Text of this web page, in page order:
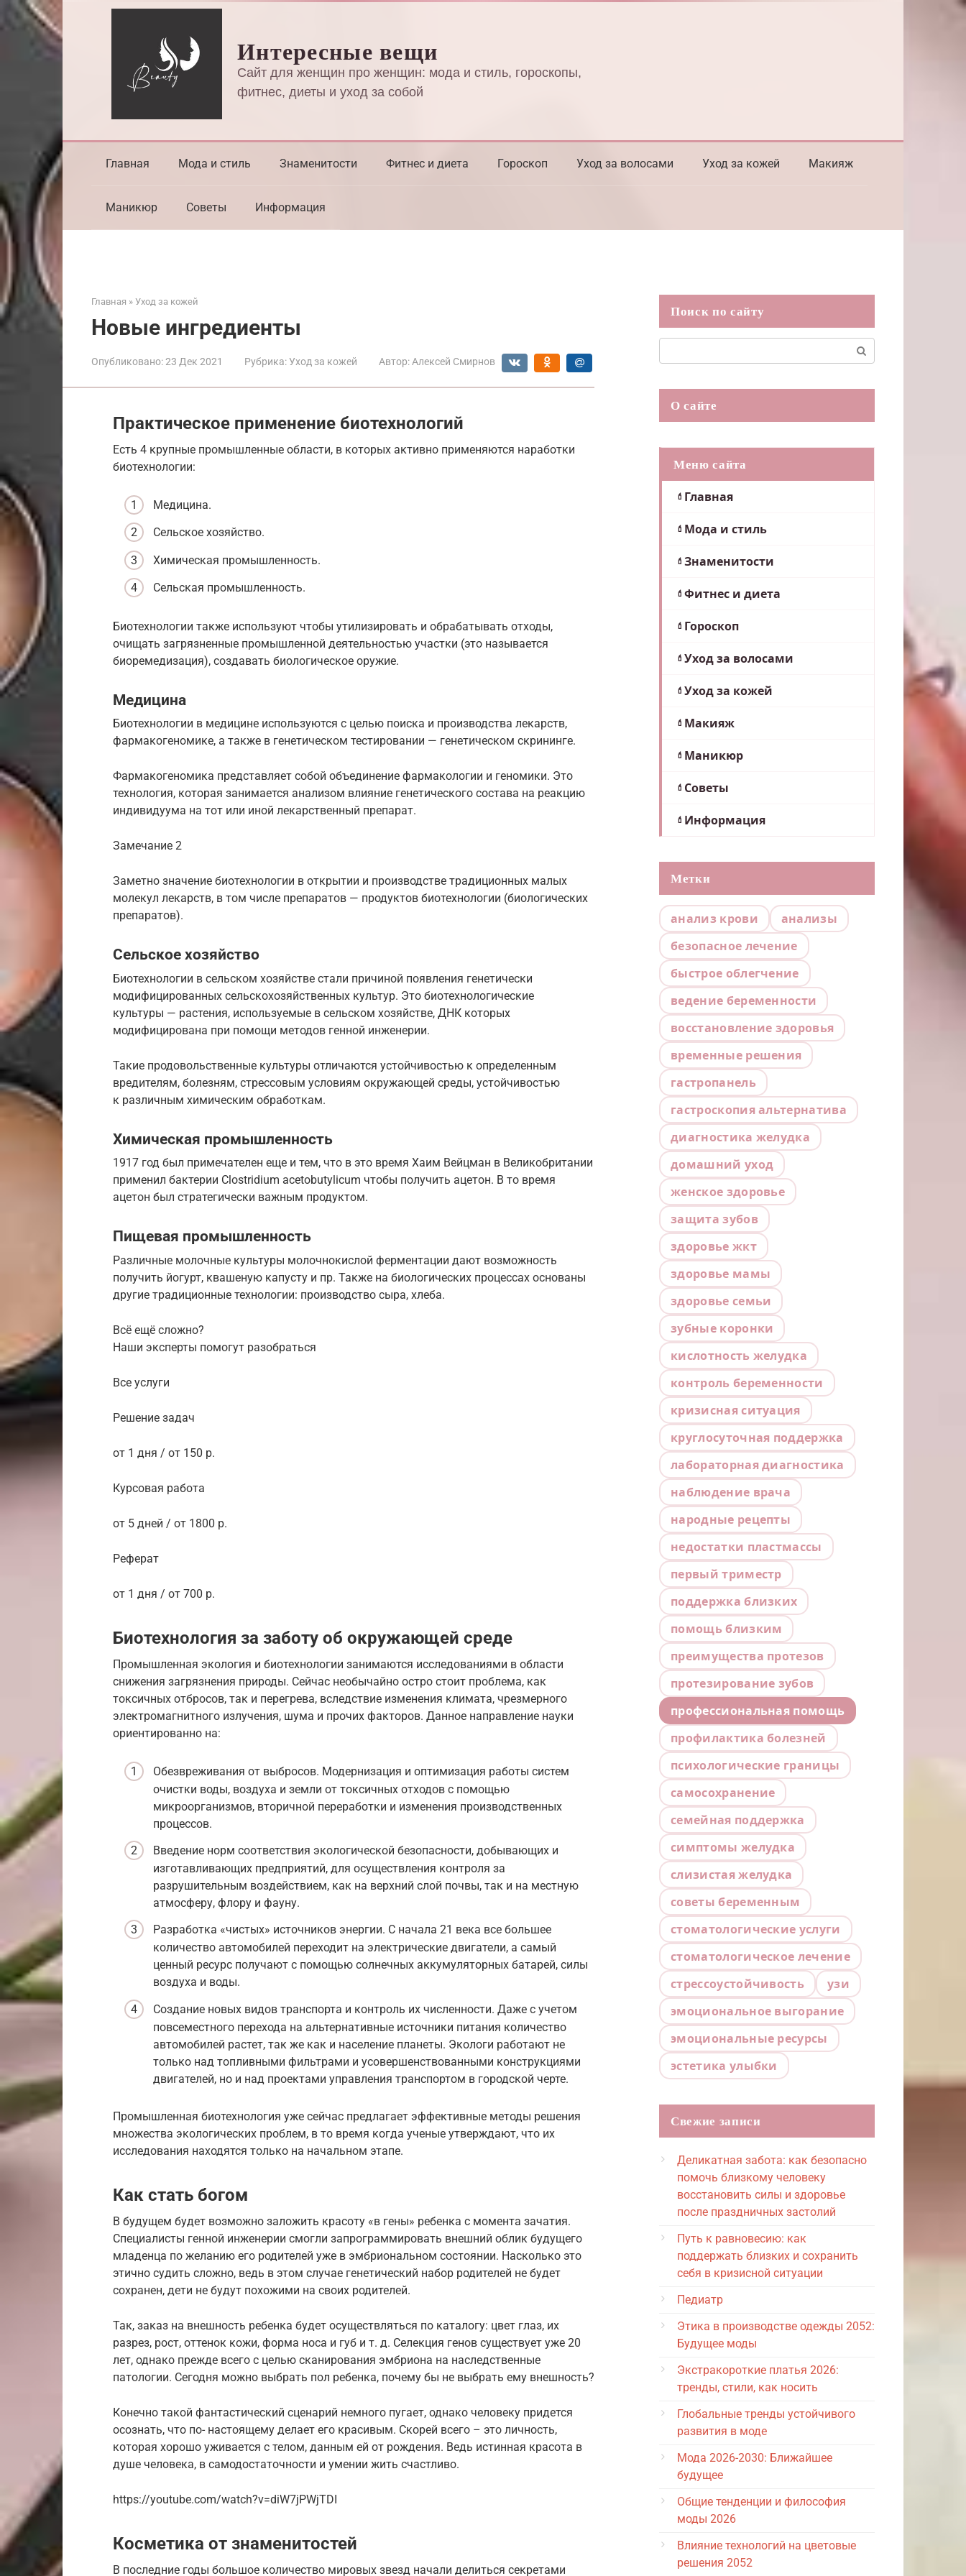
Перейти
к
контенту
Интересные вещи
Сайт для женщин про женщин: мода и стиль, гороскопы,
фитнес, диеты и уход за собой
Главная Мода и стиль Знаменитости Фитнес и диета Гороскоп Уход за волосами Уход за кожей Макияж
Маникюр Советы Информация
Главная » Уход за кожей
Новые ингредиенты
Опубликовано:23 Дек 2021 Рубрика:Уход за кожей Автор: Алексей Смирнов
Практическое применение биотехнологий
Есть 4 крупные промышленные области, в которых активно применяются наработки
биотехнологии:
Медицина.
Сельское хозяйство.
Химическая промышленность.
Сельская промышленность.
Биотехнологии также используют чтобы утилизировать и обрабатывать отходы,
очищать загрязненные промышленной деятельностью участки (это называется
биоремедизация), создавать биологическое оружие.
Медицина
Биотехнологии в медицине используются с целью поиска и производства лекарств,
фармакогеномике, а также в генетическом тестировании — генетическом скрининге.
Фармакогеномика представляет собой объединение фармакологии и геномики. Это
технология, которая занимается анализом влияние генетического состава на реакцию
индивидуума на тот или иной лекарственный препарат.
Замечание 2
Заметно значение биотехнологии в открытии и производстве традиционных малых
молекул лекарств, в том числе препаратов — продуктов биотехнологии (биологических
препаратов).
Сельское хозяйство
Биотехнологии в сельском хозяйстве стали причиной появления генетически
модифицированных сельскохозяйственных культур. Это биотехнологические
культуры — растения, используемые в сельском хозяйстве, ДНК которых
модифицирована при помощи методов генной инженерии.
Такие продовольственные культуры отличаются устойчивостью к определенным
вредителям, болезням, стрессовым условиям окружающей среды, устойчивостью
к различным химическим обработкам.
Химическая промышленность
1917 год был примечателен еще и тем, что в это время Хаим Вейцман в Великобритании
применил бактерии Clostridium acetobutylicum чтобы получить ацетон. В то время
ацетон был стратегически важным продуктом.
Пищевая промышленность
Различные молочные культуры молочнокислой ферментации дают возможность
получить йогурт, квашеную капусту и пр. Также на биологических процессах основаны
другие традиционные технологии: производство сыра, хлеба.
Всё ещё сложно?
Наши эксперты помогут разобраться
Все услуги
Решение задач
от 1 дня / от 150 р.
Курсовая работа
от 5 дней / от 1800 р.
Реферат
от 1 дня / от 700 р.
Биотехнология за заботу об окружающей среде
Промышленная экология и биотехнологии занимаются исследованиями в области
снижения загрязнения природы. Сейчас необычайно остро стоит проблема, как
токсичных отбросов, так и перегрева, вследствие изменения климата, чрезмерного
электромагнитного излучения, шума и прочих факторов. Данное направление науки
ориентированно на:
Обезвреживания от выбросов. Модернизация и оптимизация работы систем
очистки воды, воздуха и земли от токсичных отходов с помощью
микроорганизмов, вторичной переработки и изменения производственных
процессов.
Введение норм соответствия экологической безопасности, добывающих и
изготавливающих предприятий, для осуществления контроля за
разрушительным воздействием, как на верхний слой почвы, так и на местную
атмосферу, флору и фауну.
Разработка «чистых» источников энергии. С начала 21 века все большее
количество автомобилей переходит на электрические двигатели, а самый
ценный ресурс получают с помощью солнечных аккумуляторных батарей, силы
воздуха и воды.
Создание новых видов транспорта и контроль их численности. Даже с учетом
повсеместного перехода на альтернативные источники питания количество
автомобилей растет, так же как и население планеты. Экологи работают не
только над топливными фильтрами и усовершенствованными конструкциями
двигателей, но и над проектами управления транспортом в городской черте.
Промышленная биотехнология уже сейчас предлагает эффективные методы решения
множества экологических проблем, в то время когда ученые утверждают, что их
исследования находятся только на начальном этапе.
Как стать богом
В будущем будет возможно заложить красоту «в гены» ребенка с момента зачатия.
Специалисты генной инженерии смогли запрограммировать внешний облик будущего
младенца по желанию его родителей уже в эмбриональном состоянии. Насколько это
этично судить сложно, ведь в этом случае генетический набор родителей не будет
сохранен, дети не будут похожими на своих родителей.
Так, заказ на внешность ребенка будет осуществляться по каталогу: цвет глаз, их
разрез, рост, оттенок кожи, форма носа и губ и т. д. Селекция генов существует уже 20
лет, однако прежде всего с целью сканирования эмбриона на наследственные
патологии. Сегодня можно выбрать пол ребенка, почему бы не выбрать ему внешность?
Конечно такой фантастический сценарий немного пугает, однако человеку придется
осознать, что по- настоящему делает его красивым. Скорей всего – это личность,
которая хорошо уживается с телом, данным ей от рождения. Ведь истинная красота в
душе человека, в самодостаточности и умении жить счастливо.
https://youtube.com/watch?v=diW7jPWjTDI
Косметика от знаменитостей
В последние годы большое количество мировых звезд начали делиться секретами
Поиск по сайту
О сайте
Меню сайта
Главная
Мода и стиль
Знаменитости
Фитнес и диета
Гороскоп
Уход за волосами
Уход за кожей
Макияж
Маникюр
Советы
Информация
Метки
анализ крови
анализы
безопасное лечение
быстрое облегчение
ведение беременности
восстановление здоровья
временные решения
гастропанель
гастроскопия альтернатива
диагностика желудка
домашний уход
женское здоровье
защита зубов
здоровье жкт
здоровье мамы
здоровье семьи
зубные коронки
кислотность желудка
контроль беременности
кризисная ситуация
круглосуточная поддержка
лабораторная диагностика
наблюдение врача
народные рецепты
недостатки пластмассы
первый триместр
поддержка близких
помощь близким
преимущества протезов
протезирование зубов
профессиональная помощь
профилактика болезней
психологические границы
самосохранение
семейная поддержка
симптомы желудка
слизистая желудка
советы беременным
стоматологические услуги
стоматологическое лечение
стрессоустойчивость
узи
эмоциональное выгорание
эмоциональные ресурсы
эстетика улыбки
Свежие записи
Деликатная забота: как безопасно
помочь близкому человеку
восстановить силы и здоровье
после праздничных застолий
Путь к равновесию: как
поддержать близких и сохранить
себя в кризисной ситуации
Педиатр
Этика в производстве одежды 2052:
Будущее моды
Экстракороткие платья 2026:
тренды, стили, как носить
Глобальные тренды устойчивого
развития в моде
Мода 2026-2030: Ближайшее
будущее
Общие тенденции и философия
моды 2026
Влияние технологий на цветовые
решения 2052